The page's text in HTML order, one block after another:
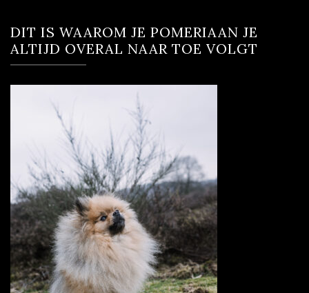
DIT IS WAAROM JE POMERIAAN JE
ALTIJD OVERAL NAAR TOE VOLGT